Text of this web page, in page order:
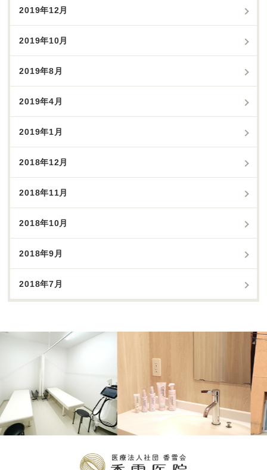
2019年12月
2019年10月
2019年8月
2019年4月
2019年1月
2018年12月
2018年11月
2018年10月
2018年9月
2018年7月